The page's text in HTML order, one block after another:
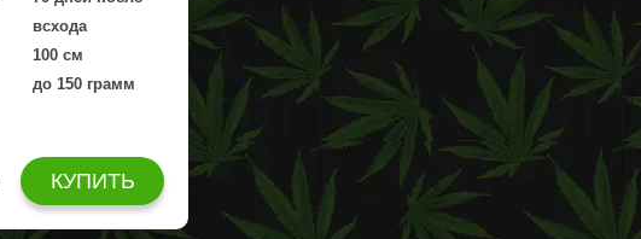
всхода
100 см
до 150 грамм
КУПИТЬ